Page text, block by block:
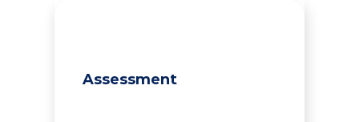
Assessment